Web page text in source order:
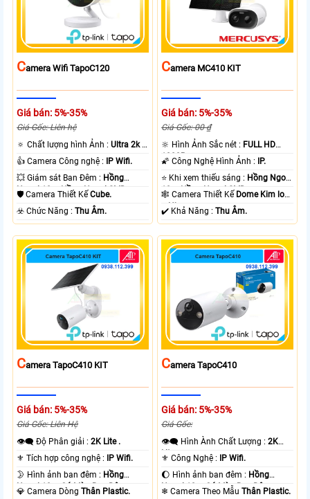
CAmera Wifi TapoC120
Giá bán: 5%-35%
Giá Gốc: Liên hệ
🔅 Chất lượng hình Ảnh :Ultra 2k +
.
👍 Camera Công nghệ :
IP Wifi.
💥 Giám sát Ban Đêm : Hồng
Ngoại 10m Hồng Ngoại SMD.
🛡 Camera Thiết KếCube.
️☣️ Chức Năng :Thu Âm.
CAmera MC410 KIT
Giá bán: 5%-35%
Giá Gốc: 00 ₫
🔆 Hình Ảnh Sắc nét : FULL HD
1080P .
🌠 Công Nghệ Hình Ảnh :
IP.
⭐ Khi xem thiếu sáng : Hồng Ngoại
10m Hồng Ngoại SMD.
🕸️ Camera Thiết Kế Dome Kim loại
+ Nhựa.
️✔️ Khả Năng :Thu Âm.
CAmera TapoC410 KIT
Giá bán: 5%-35%
Giá Gốc: Liên Hệ
👁️‍🗨 Độ Phân giải :2K Lite .
⚜️ Tích hợp công nghệ :
IP Wifi.
🌛 Hình ảnh ban đêm : Hồng
Ngoại 10m Có Màu Ban Ðêm.
💎 Camera DòngThân Plastic.
CAmera TapoC410
Giá bán: 5%-35%
Giá Gốc:
👁️‍🗨 Hình Ành Chất Lượng :2K
Lite .
⚜️ Công Nghệ :
IP Wifi.
🌔 Hình ảnh ban đêm : Hồng
Ngoại 10m Có Màu Ban Ðêm.
❄ Camera Theo MẫuThân Plastic.